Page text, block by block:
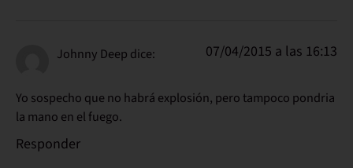
Johnny Deep dice: 07/04/2015 a las 16:13
Yo sospecho que no habrá explosión, pero tampoco pondria
la mano en el fuego.
Responder